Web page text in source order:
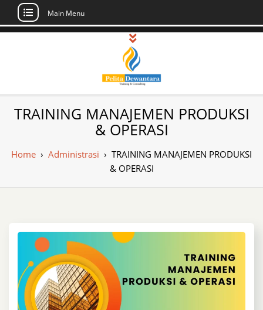
Skip
Main Menu
Pusat Pelatihan
dan Sertifikasi –
Daftar Training
Indonesia
Sertifikasi di Indonesia
TRAINING MANAJEMEN PRODUKSI
& OPERASI
Home › Administrasi › TRAINING MANAJEMEN PRODUKSI
& OPERASI